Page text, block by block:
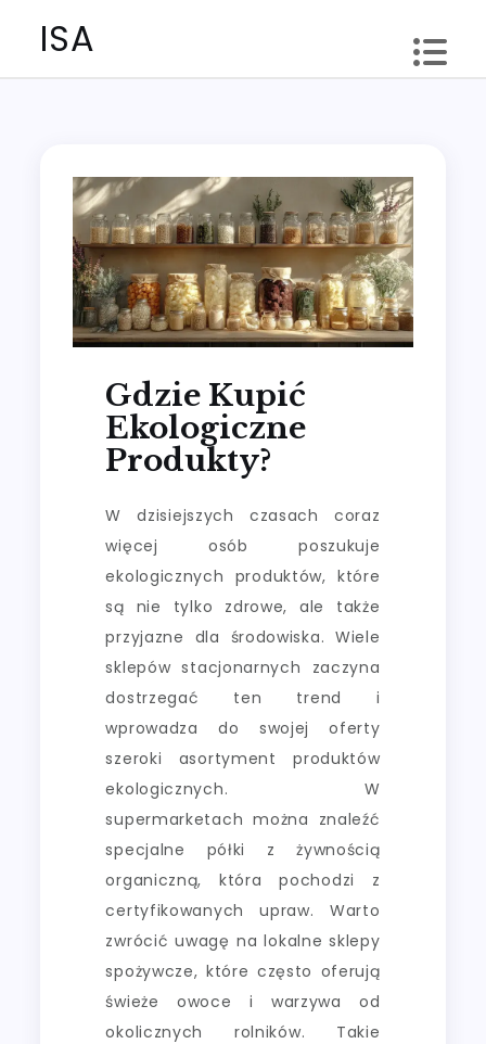
ISA
Gdzie Kupić
Ekologiczne
Produkty?
W dzisiejszych czasach coraz
więcej osób poszukuje
ekologicznych produktów, które
są nie tylko zdrowe, ale także
przyjazne dla środowiska. Wiele
sklepów stacjonarnych zaczyna
dostrzegać ten trend i
wprowadza do swojej oferty
szeroki asortyment produktów
ekologicznych. W
supermarketach można znaleźć
specjalne półki z żywnością
organiczną, która pochodzi z
certyfikowanych upraw. Warto
zwrócić uwagę na lokalne sklepy
spożywcze, które często oferują
świeże owoce i warzywa od
okolicznych rolników. Takie